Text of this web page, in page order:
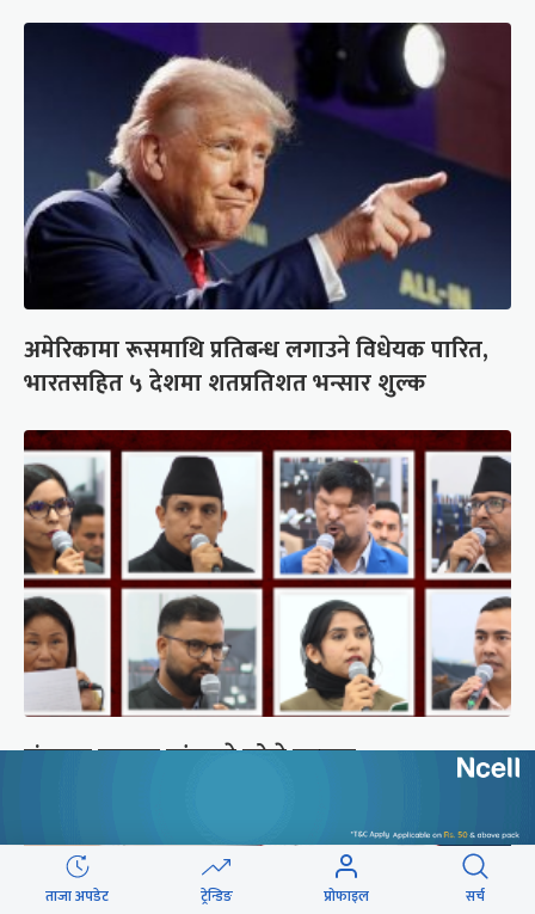
अमेरिकामा रूसमाथि प्रतिबन्ध लगाउने विधेयक पारित,
भारतसहित ५ देशमा शतप्रतिशत भन्सार शुल्क
संसद्‍मा रास्वपा सांसदले खोजे सरकार
ताजा अपडेट ट्रेन्डिङ प्रोफाइल सर्च